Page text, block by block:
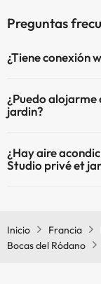
Preguntas
¿Tiene conexión
¿Puedo
jardin?
¿Hay aire
Studio privé et
Inicio
Francia
Bocas del Ródano